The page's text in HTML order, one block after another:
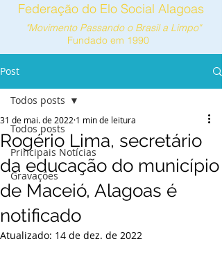
Federação do Elo Social Alagoas
"Movimento Passando o Brasil a Limpo"
Fundado em 1990
Post
Todos posts
Principais Notícias
Gravações
Todos posts
Rogério Lima, secretário
da educação do município
de Maceió, Alagoas é
notificado
31 de mai. de 2022 1 min de leitura
Atualizado: 14 de dez. de 2022